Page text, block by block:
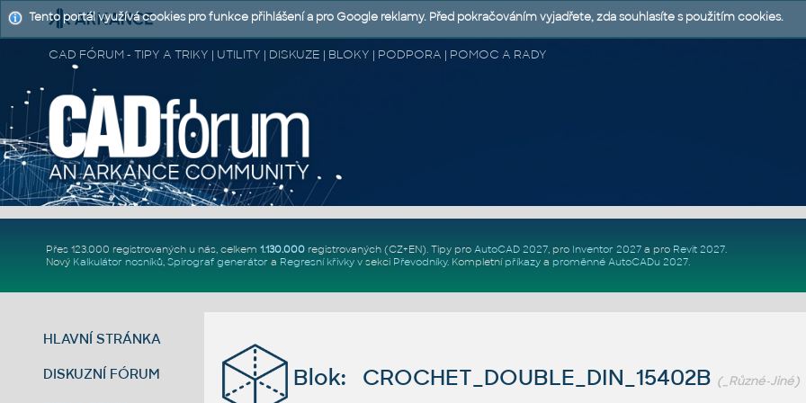
CAD FÓRUM - TIPY A TRIKY | UTILITY | DISKUZE | BLOKY | PODPORA | POMOC A RADY
Přes 123.000 registrovaných u nás, celkem 1.130.000registrovaných (CZ+EN). Tipy pro AutoCAD 2027, pro Inventor 2027a pro Revit 2027.
Nový Kalkulátor nosníků, Spirograf generátor a Regresní křivkyv sekci Převodníky. Kompletní příkazya proměnné AutoCADu 2027.
HLAVNÍ STRÁNKA
DISKUZNÍ FÓRUM Blok: CROCHET_DOUBLE_DIN_15402B (_Různé-Jiné)
Tento portál využívá cookies pro funkce přihlášení a pro Google reklamy. Před pokračováním vyjadřete, zda souhlasíte s použitím cookies.